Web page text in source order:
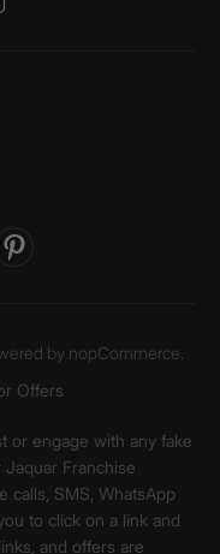
by nopCommerce.
Offers
or engage with any fake
Franchise
calls, SMS, WhatsApp
to click on a link and
and offers are